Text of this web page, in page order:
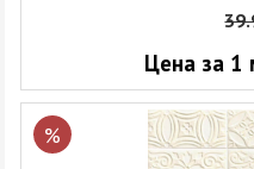
Цена за 1
%